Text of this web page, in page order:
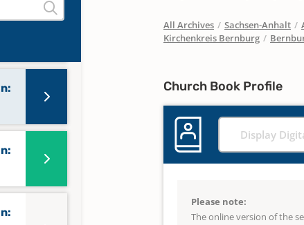
All Archives / Sachsen-Anhalt /
Kirchenkreis Bernburg /
Church Book Profile
Display
Please note:
The online version of the